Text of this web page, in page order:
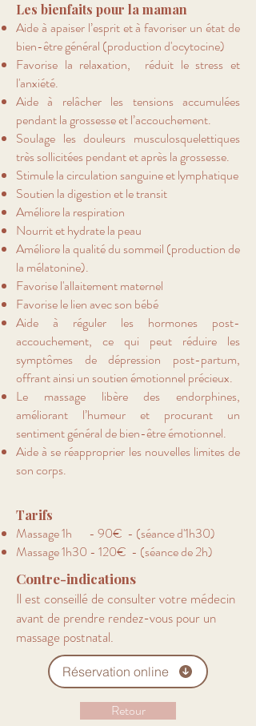
Les bienfaits pour la maman
Aide à apaiser l’esprit et à favoriser un état de
bien-être général (production d'ocytocine)
Favorise la relaxation, réduit le stress et
l'anxiété.
Aide à relâcher les tensions accumulées
pendant la grossesse et l’accouchement.
Soulage les douleurs musculosquelettiques
très sollicitées pendant et après la grossesse.
Stimule la circulation sanguine et lymphatique
Soutien la digestion et le transit
Améliore la respiration
Nourrit et hydrate la peau
Améliore la qualité du sommeil (production de
la mélatonine).
Favorise l'allaitement maternel
Favorise le lien avec son bébé
Aide à réguler les hormones post-
accouchement, ce qui peut réduire les
symptômes de dépression post-partum,
offrant ainsi un soutien émotionnel précieux.
Le massage libère des endorphines,
améliorant l’humeur et procurant un
sentiment général de bien-être émotionnel.
Aide à se réapproprier les nouvelles limites de
son corps.
Tarifs
Massage 1h - 90€ - (séance d'1h30)
Massage 1h30 - 120€ - (séance de 2h)
Contre-indications
Il est conseillé de consulter votre médecin
avant de prendre rendez-vous pour un
massage postnatal.
Réservation online
Retour